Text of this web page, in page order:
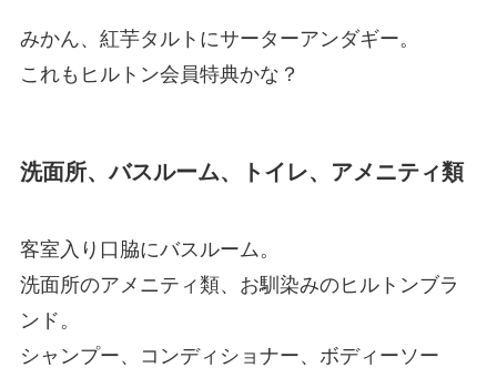
みかん、紅芋タルトにサーターアンダギー。
これもヒルトン会員特典かな？
洗面所、バスルーム、トイレ、アメニティ類
客室入り口脇にバスルーム。
洗面所のアメニティ類、お馴染みのヒルトンブラ
ンド。
シャンプー、コンディショナー、ボディーソー